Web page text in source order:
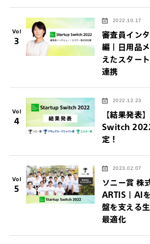
Vol
3
2022.10.17
審査員イン
編｜日用品
えたスター
連携
Vol
4
2022.12.23
【結果発
Switch
定！
Vol
5
2023.02.07
ソニー賞 株
ARTIS｜AI
盤を支える
最適化